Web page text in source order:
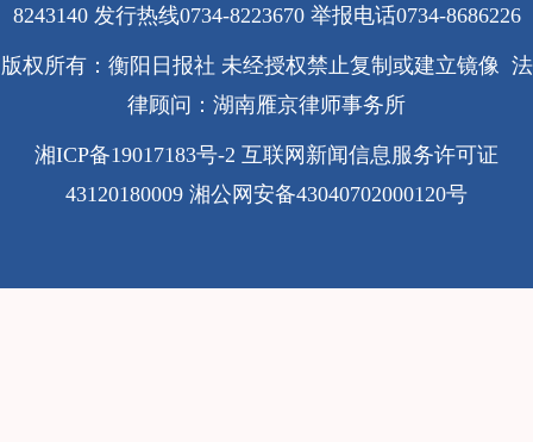
8243140 发行热线0734-8223670 举报电话0734-8686226
版权所有：衡阳日报社 未经授权禁止复制或建立镜像 法
律顾问：湖南雁京律师事务所
湘ICP备19017183号-2 互联网新闻信息服务许可证
43120180009 湘公网安备43040702000120号